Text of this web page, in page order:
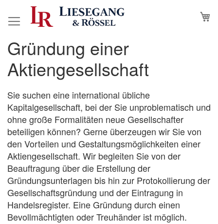
zum
Gründung einer
Aktiengesellschaft
Sie suchen eine international übliche
Kapitalgesellschaft, bei der Sie unproblematisch und
ohne große Formalitäten neue Gesellschafter
beteiligen können? Gerne überzeugen wir Sie von
den Vorteilen und Gestaltungsmöglichkeiten einer
Aktiengesellschaft. Wir begleiten Sie von der
Beauftragung über die Erstellung der
Gründungsunterlagen bis hin zur Protokollierung der
Gesellschaftsgründung und der Eintragung in
Handelsregister. Eine Gründung durch einen
Bevollmächtigten oder Treuhänder ist möglich.
Zum
Ende
der
Bildergalerie
springen
Zum
Anfang
der
Bildergalerie
springen